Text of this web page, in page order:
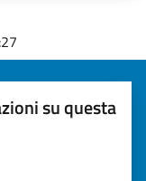
su questa
stelle)la chiarezza delle